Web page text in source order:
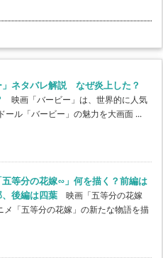
」ネタバレ解説 なぜ炎上した？
映画「バービー」は、世界的に人気
ール「バービー」の魅力を大画面 ...
五等分の花嫁∽」何を描く？前編は
後編は四葉 映画「五等分の花嫁
「五等分の花嫁」の新たな物語を描